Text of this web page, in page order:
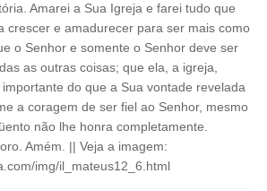
Amarei a Sua Igreja e farei tudo que
crescer e amadurecer para ser mais como
o Senhor e somente o Senhor deve ser
as outras coisas; que ela, a igreja,
do que a Sua vontade revelada
a coragem de ser fiel ao Senhor, mesmo
não lhe honra completamente.
Amém. || Veja a imagem:
img/il_mateus12_6.html